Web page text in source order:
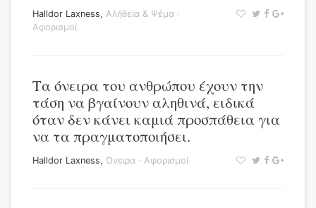
Halldor Laxness, Αλήθεια & Ψέμα ·
Αφορισμοί
Τα όνειρα του ανθρώπου έχουν την
τάση να βγαίνουν αληθινά, ειδικά
όταν δεν κάνει καμιά προσπάθεια για
να τα πραγματοποιήσει.
Halldor Laxness, Όνειρα · Αφορισμοί